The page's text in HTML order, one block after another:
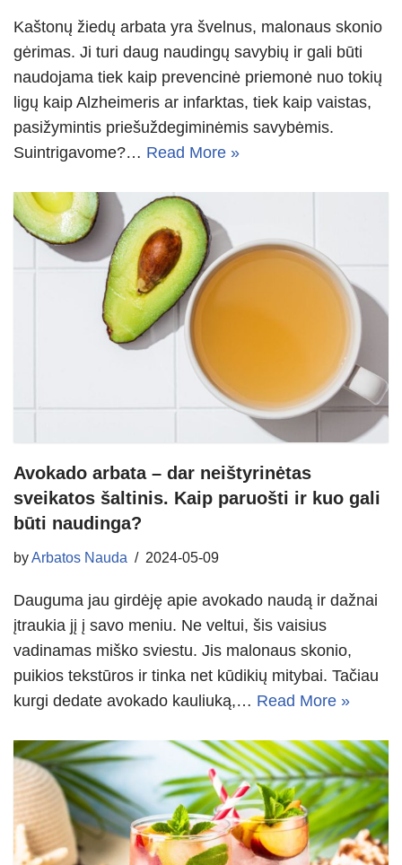
Kaštonų žiedų arbata yra švelnus, malonaus skonio
gėrimas. Ji turi daug naudingų savybių ir gali būti
naudojama tiek kaip prevencinė priemonė nuo tokių
ligų kaip Alzheimeris ar infarktas, tiek kaip vaistas,
pasižymintis priešuždegiminėmis savybėmis.
Suintrigavome?… Read More »
Avokado arbata – dar neištyrinėtas
sveikatos šaltinis. Kaip paruošti ir kuo gali
būti naudinga?
byArbatos Nauda 2024-05-09
Dauguma jau girdėję apie avokado naudą ir dažnai
įtraukia jį į savo meniu. Ne veltui, šis vaisius
vadinamas miško sviestu. Jis malonaus skonio,
puikios tekstūros ir tinka net kūdikių mitybai. Tačiau
kurgi dedate avokado kauliuką,… Read More »